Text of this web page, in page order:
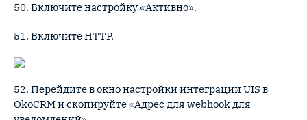
50. Включите настройку «Активно».
51. Включите HTTP.
52. Перейдите в окно настройки интеграции UIS в
OkoCRM и скопируйте «Адрес для webhook для